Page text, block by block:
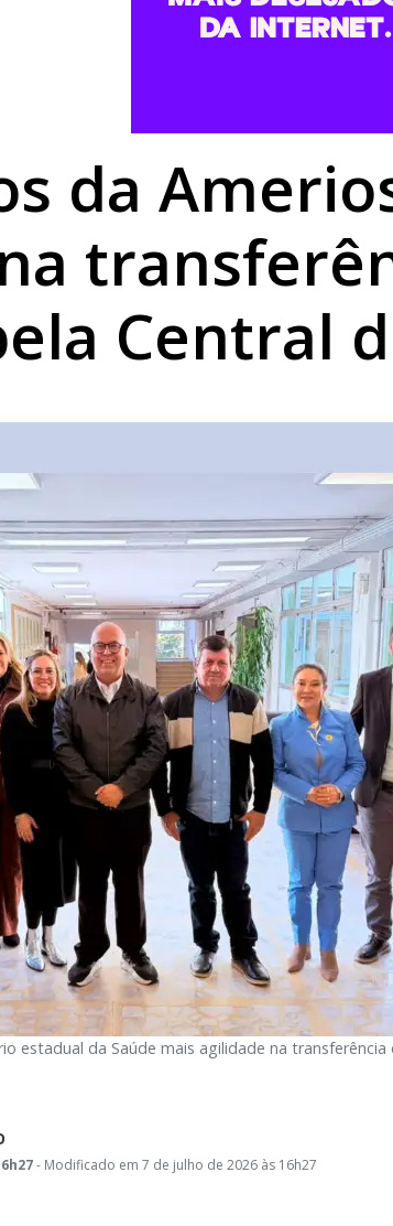
com Goioerê durante a Expo
da
Central
estadual da Saúde mais agilidade na
- Modificado em 7 de julho de 2026 às 16h27